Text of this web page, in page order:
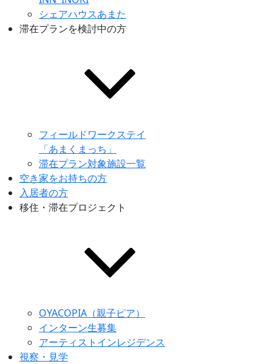
シェアハウスあまた
滞在プランを検討中の方
フィールドワークステイ
「あまくまっち」
滞在プラン対象施設一覧
空き家をお持ちの方
入居者の方
移住・滞在プロジェクト
OYACOPIA（親子ピア）
インターン生募集
アーティストインレジデンス
視察・見学